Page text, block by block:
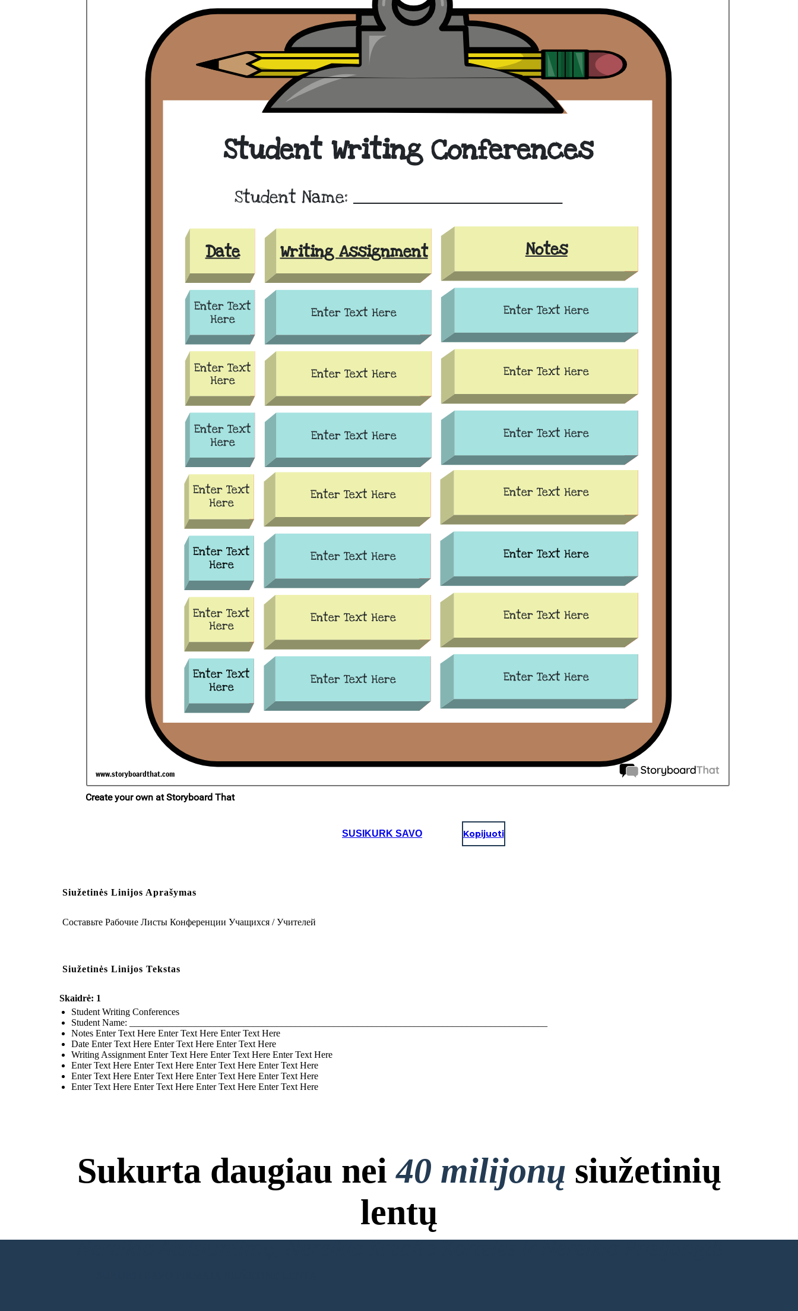
SUSIKURK SAVO Kopijuoti
Siužetinės Linijos Aprašymas
Составьте Рабочие Листы Конференции Учащихся / Учителей
Siužetinės Linijos Tekstas
Skaidrė: 1
Student Writing Conferences
Student Name: ________________________________________________________________________________________
Notes Enter Text Here Enter Text Here Enter Text Here
Date Enter Text Here Enter Text Here Enter Text Here
Writing Assignment Enter Text Here Enter Text Here Enter Text Here
Enter Text Here Enter Text Here Enter Text Here Enter Text Here
Enter Text Here Enter Text Here Enter Text Here Enter Text Here
Enter Text Here Enter Text Here Enter Text Here Enter Text Here
Sukurta daugiau nei40 milijonų siužetinių
lentų
Nereikia Atsisiuntimų, Nereikia Kredito Kortelės ir Nereikia Prisijungti!